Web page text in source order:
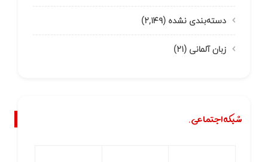
دسته‌بندی نشده (۲,۱۴۹)
زبان آلمانی (۲۱)
شبکه اجتماعی.